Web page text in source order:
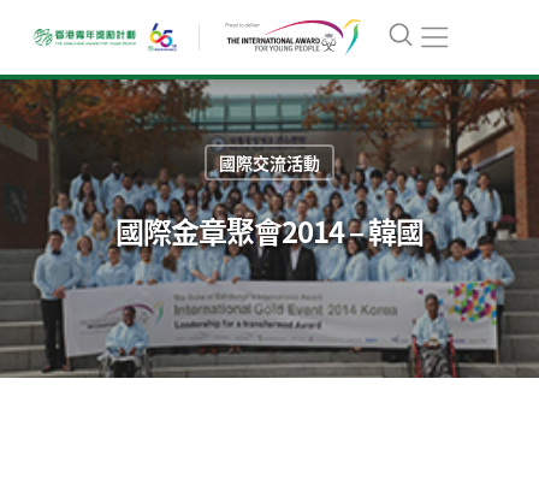
國際交流活動
國際金章聚會2014 – 韓國